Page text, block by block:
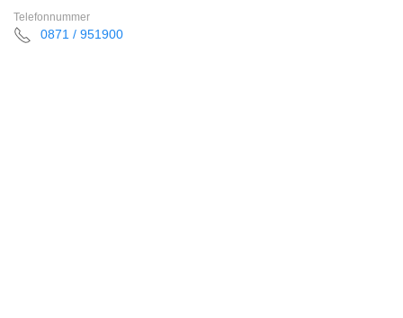
Telefonnummer
0871 / 951900